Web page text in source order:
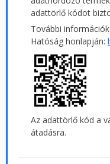
adattörlő kódot
További
Hatóság honlapján:
Az adattörlő kód a
átadásra.